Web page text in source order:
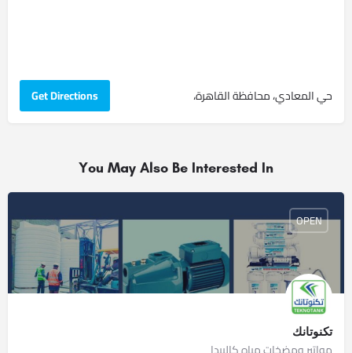
حي المعادي، محافظة القاهرة‬، Get Directions
You May Also Be Interested In
تكنوتانك
OPEN